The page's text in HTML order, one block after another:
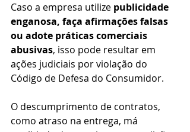
Caso a empresa utilize publicidade
enganosa, faça afirmações falsas
ou adote práticas comerciais
abusivas, isso pode resultar em
ações judiciais por violação do
Código de Defesa do Consumidor.
O descumprimento de contratos,
como atraso na entrega, má